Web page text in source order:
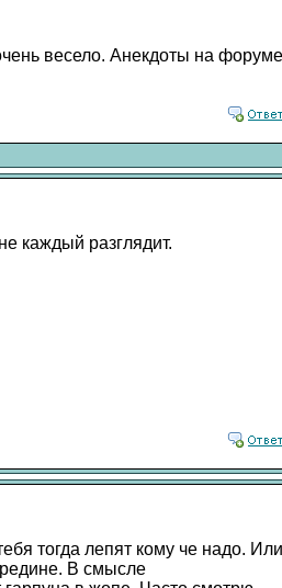
весело. Анекдоты на форуме
каждый разглядит.
тогда лепят кому че надо. Или
В смысле